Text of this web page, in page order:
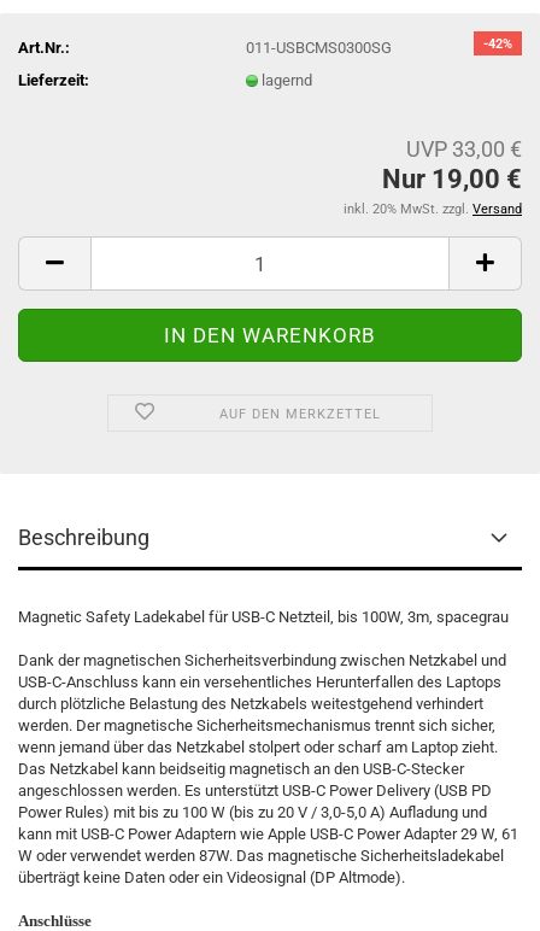
-42%
Art.Nr.:
011-USBCMS0300SG
Lieferzeit:
lagernd
UVP 33,00 €
Nur 19,00 €
inkl. 20% MwSt. zzgl. Versand
AUF DEN MERKZETTEL
Beschreibung
Magnetic Safety Ladekabel für USB-C Netzteil, bis 100W, 3m, spacegrau
Dank der magnetischen Sicherheitsverbindung zwischen Netzkabel und
USB-C-Anschluss kann ein versehentliches Herunterfallen des Laptops
durch plötzliche Belastung des Netzkabels weitestgehend verhindert
werden. Der magnetische Sicherheitsmechanismus trennt sich sicher,
wenn jemand über das Netzkabel stolpert oder scharf am Laptop zieht.
Das Netzkabel kann beidseitig magnetisch an den USB-C-Stecker
angeschlossen werden. Es unterstützt USB-C Power Delivery (USB PD
Power Rules) mit bis zu 100 W (bis zu 20 V / 3,0-5,0 A) Aufladung und
kann mit USB-C Power Adaptern wie Apple USB-C Power Adapter 29 W, 61
W oder verwendet werden 87W. Das magnetische Sicherheitsladekabel
überträgt keine Daten oder ein Videosignal (DP Altmode).
Anschlüsse